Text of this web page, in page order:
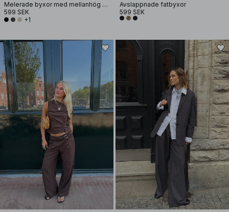
Melerade byxor med mellanhög midja
599 SEK
+1
Avslappnade fatbyxor
599 SEK